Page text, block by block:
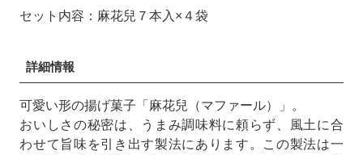
セット内容：麻花兒７本入×４袋
詳細情報
可愛い形の揚げ菓子「麻花兒（マファール）」。
おいしさの秘密は、うまみ調味料に頼らず、風土に合
わせて旨味を引き出す製法にあります。この製法は一